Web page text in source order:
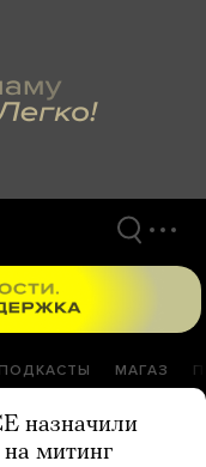
ПОДКАСТЫ МАГАЗ
назначили
митинг